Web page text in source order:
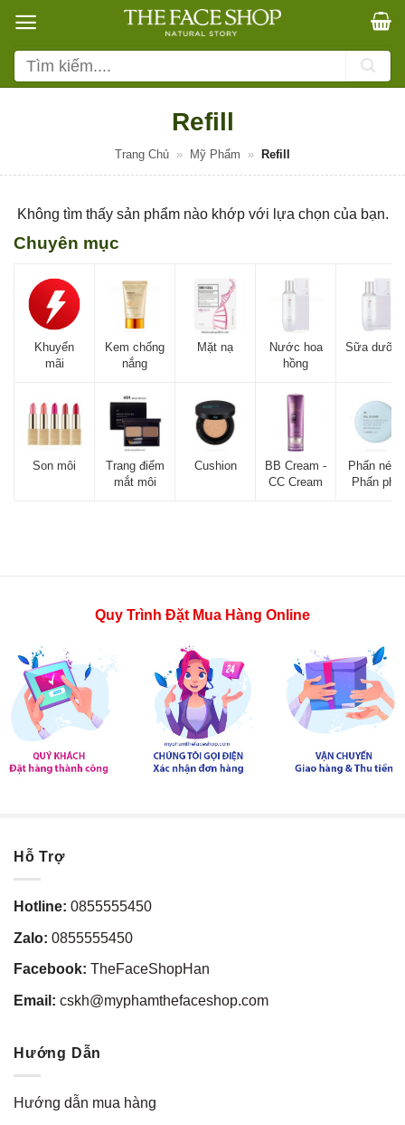
qua
nội
dung
Tìm
kiếm:
Refill
Trang Chủ » Mỹ Phẩm » Refill
Không tìm thấy sản phẩm nào khớp với lựa chọn của bạn.
Chuyên mục
Khuyến
mãi
Kem chống
nắng
Mặt nạ
Nước hoa
hồng
Sữa
Son môi
Trang điểm
mắt môi
Cushion
BB Cream -
CC Cream
Phấn nén -
Phấn phủ
Quy Trình Đặt Mua Hàng Online
Hỗ Trợ
Hotline: 0855555450
Zalo: 0855555450
Facebook: TheFaceShopHan
Email: cskh@myphamthefaceshop.com
Hướng Dẫn
Hướng dẫn mua hàng